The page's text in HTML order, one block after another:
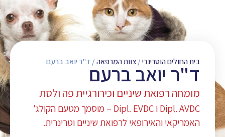
בית החולים הוטרינרי/צוות המרפאה/ ד"ר יואב ברעםד"ר יואב ברעם
מומחה רפואת שיניים וכירורגיית פה ולסת
Dipl. AVDC ו Dipl. EVDC – מוסמך מטעם הקולג'
האמריקאי והאירופאי לרפואת שיניים וטרינרית.